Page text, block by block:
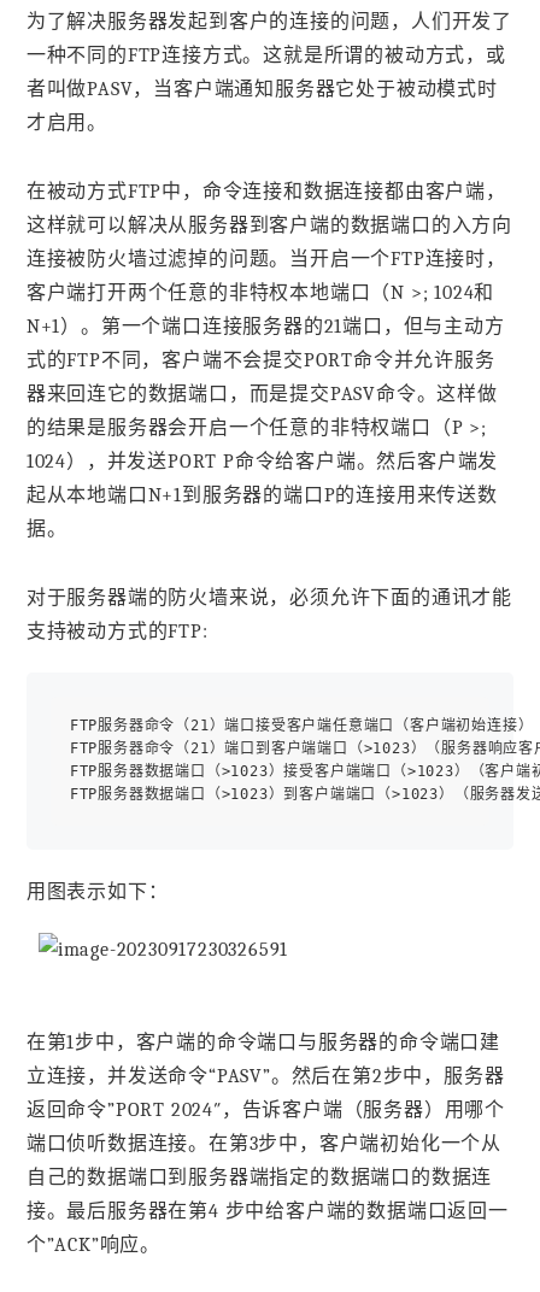
为了解决服务器发起到客户的连接的问题，人们开发了
一种不同的FTP连接方式。这就是所谓的被动方式，或
者叫做PASV，当客户端通知服务器它处于被动模式时
才启用。
在被动方式FTP中，命令连接和数据连接都由客户端，
这样就可以解决从服务器到客户端的数据端口的入方向
连接被防火墙过滤掉的问题。当开启一个FTP连接时，
客户端打开两个任意的非特权本地端口（N >; 1024和
N+1）。第一个端口连接服务器的21端口，但与主动方
式的FTP不同，客户端不会提交PORT命令并允许服务
器来回连它的数据端口，而是提交PASV命令。这样做
的结果是服务器会开启一个任意的非特权端口（P >;
1024），并发送PORT P命令给客户端。然后客户端发
起从本地端口N+1到服务器的端口P的连接用来传送数
据。
对于服务器端的防火墙来说，必须允许下面的通讯才能
支持被动方式的FTP:
FTP服务器命令（21）端口接受客户端任意端口（客户端初始连接）
FTP服务器命令（21）端口到客户端端口（>1023）（服务器响应客
FTP服务器数据端口（>1023）接受客户端端口（>1023）（客户端
用图表示如下：
在第1步中，客户端的命令端口与服务器的命令端口建
立连接，并发送命令“PASV”。然后在第2步中，服务器
返回命令”PORT 2024″，告诉客户端（服务器）用哪个
端口侦听数据连接。在第3步中，客户端初始化一个从
自己的数据端口到服务器端指定的数据端口的数据连
接。最后服务器在第4 步中给客户端的数据端口返回一
个”ACK”响应。